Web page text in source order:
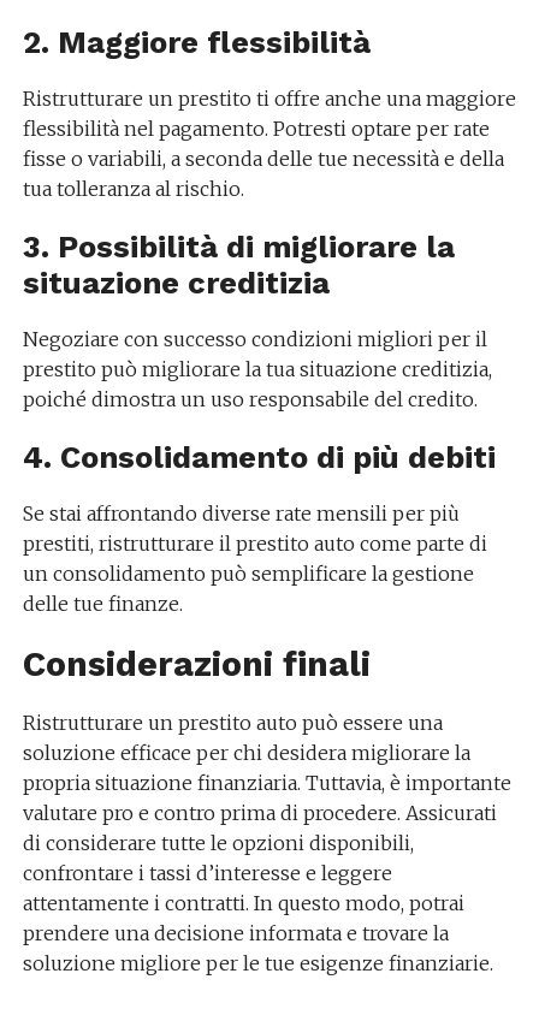
2. Maggiore flessibilità
Ristrutturare un prestito ti offre anche una maggiore
flessibilità nel pagamento. Potresti optare per rate
fisse o variabili, a seconda delle tue necessità e della
tua tolleranza al rischio.
3. Possibilità di migliorare la
situazione creditizia
Negoziare con successo condizioni migliori per il
prestito può migliorare la tua situazione creditizia,
poiché dimostra un uso responsabile del credito.
4. Consolidamento di più debiti
Se stai affrontando diverse rate mensili per più
prestiti, ristrutturare il prestito auto come parte di
un consolidamento può semplificare la gestione
delle tue finanze.
Considerazioni finali
Ristrutturare un prestito auto può essere una
soluzione efficace per chi desidera migliorare la
propria situazione finanziaria. Tuttavia, è importante
valutare pro e contro prima di procedere. Assicurati
di considerare tutte le opzioni disponibili,
confrontare i tassi d’interesse e leggere
attentamente i contratti. In questo modo, potrai
prendere una decisione informata e trovare la
soluzione migliore per le tue esigenze finanziarie.